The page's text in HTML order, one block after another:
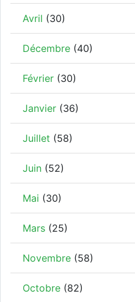
Avril (30)
Décembre (40)
Février (30)
Janvier (36)
Juillet (58)
Juin (52)
Mai (30)
Mars (25)
Novembre (58)
Octobre (82)